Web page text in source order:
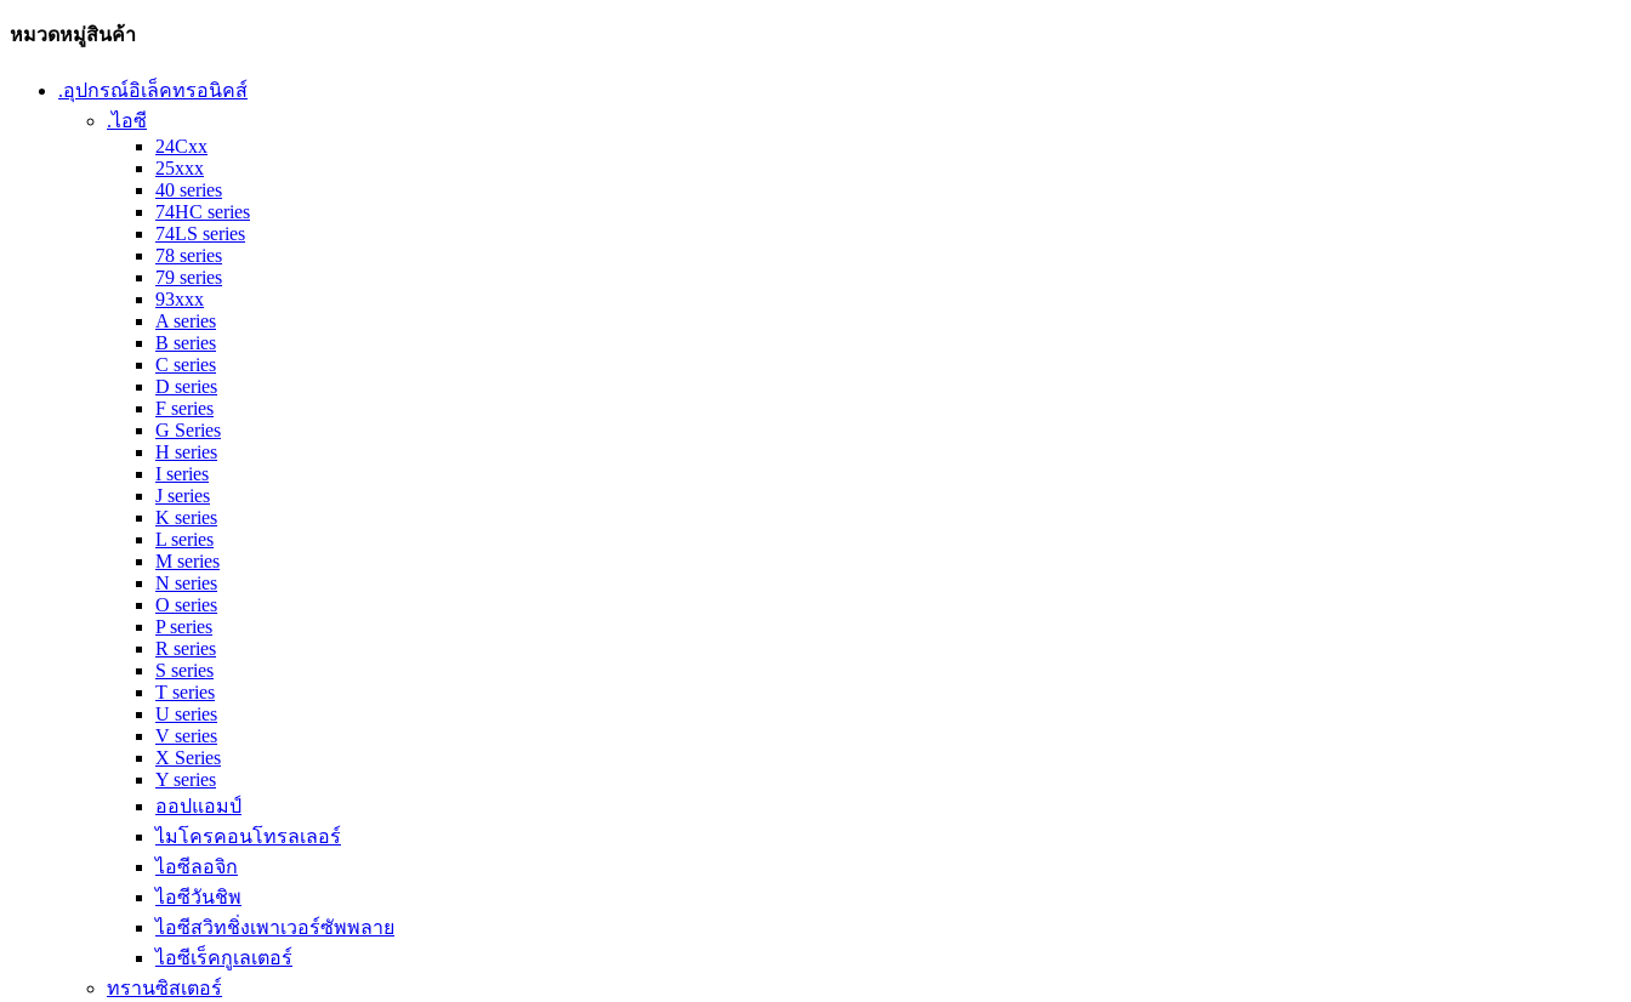
หมวดหมู่สินค้า
.อุปกรณ์อิเล็คทรอนิคส์
.ไอซี
24Cxx
25xxx
40 series
74HC series
74LS series
78 series
79 series
93xxx
A series
B series
C series
D series
F series
G Series
H series
I series
J series
K series
L series
M series
N series
O series
P series
R series
S series
T series
U series
V series
X Series
Y series
ออปแอมป์
ไมโครคอนโทรลเลอร์
ไอซีลอจิก
ไอซีวันชิพ
ไอซีสวิทชิ่งเพาเวอร์ซัพพลาย
ไอซีเร็คกูเลเตอร์
ทรานซิสเตอร์